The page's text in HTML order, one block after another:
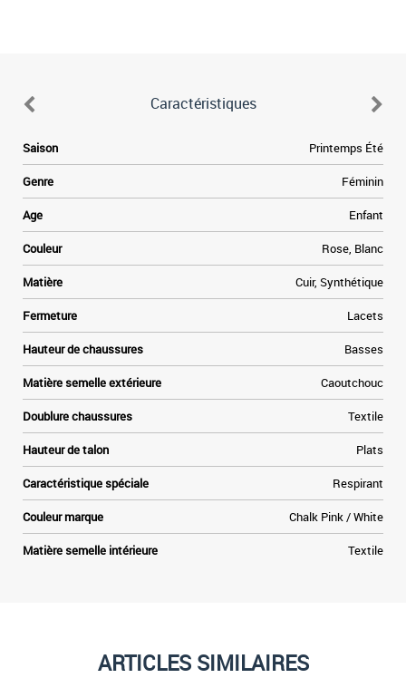
Caractéristiques
Saison Printemps Été
Genre Féminin
Age Enfant
Couleur Rose, Blanc
Matière Cuir, Synthétique
Fermeture Lacets
Hauteur de chaussures Basses
Matière semelle extérieure Caoutchouc
Doublure chaussures Textile
Hauteur de talon Plats
Caractéristique spéciale Respirant
Couleur marque Chalk Pink / White
Matière semelle intérieure Textile
ARTICLES SIMILAIRES